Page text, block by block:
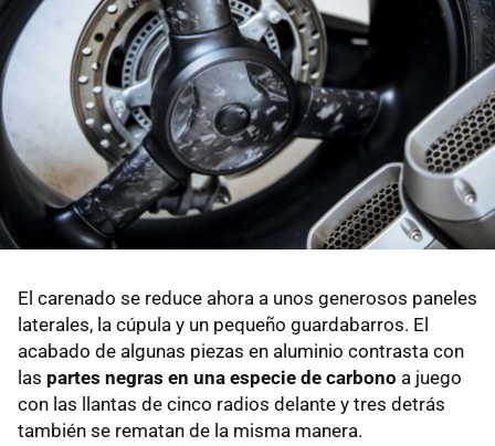
El carenado se reduce ahora a unos generosos paneles
laterales, la cúpula y un pequeño guardabarros. El
acabado de algunas piezas en aluminio contrasta con
las partes negras en una especie de carbono a juego
con las llantas de cinco radios delante y tres detrás
también se rematan de la misma manera.